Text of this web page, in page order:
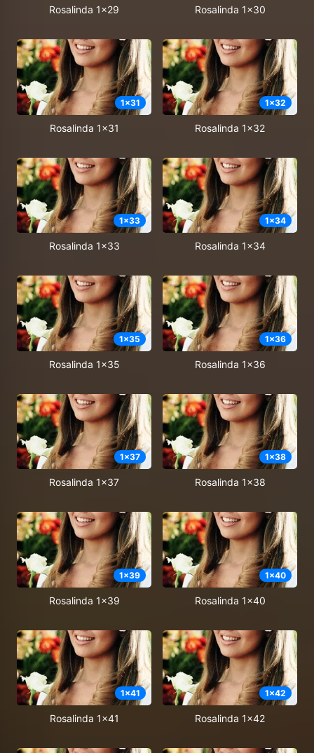
Rosalinda 1x29 Rosalinda 1x30
1x31
Rosalinda 1x31
1x32
Rosalinda 1x32
1x33
Rosalinda 1x33
1x34
Rosalinda 1x34
1x35
Rosalinda 1x35
1x36
Rosalinda 1x36
1x37
Rosalinda 1x37
1x38
Rosalinda 1x38
1x39
Rosalinda 1x39
1x40
Rosalinda 1x40
1x41
Rosalinda 1x41
1x42
Rosalinda 1x42